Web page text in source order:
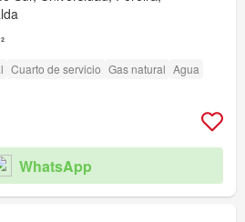
Cuarto de servicio Gas natural Agua
WhatsApp